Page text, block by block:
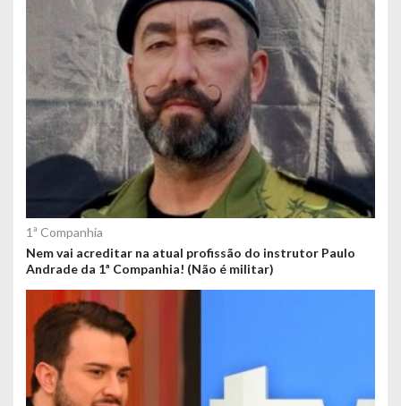
1ª Companhia
Nem vai acreditar na atual profissão do instrutor Paulo
Andrade da 1ª Companhia! (Não é militar)